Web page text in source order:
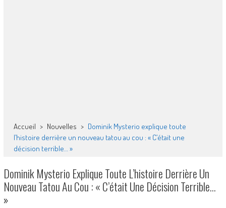
Accueil > Nouvelles > Dominik Mysterio explique toute
l’histoire derrière un nouveau tatou au cou : « C’était une
décision terrible… »
Dominik Mysterio Explique Toute L’histoire Derrière Un
Nouveau Tatou Au Cou : « C’était Une Décision Terrible…
»